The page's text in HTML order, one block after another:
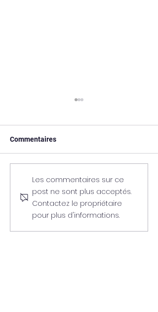
BLOG #2 : comment bien
communiquer sur ses
réseaux...
Commentaires
Les commentaires sur ce
post ne sont plus acceptés.
Contactez le propriétaire
pour plus d'informations.